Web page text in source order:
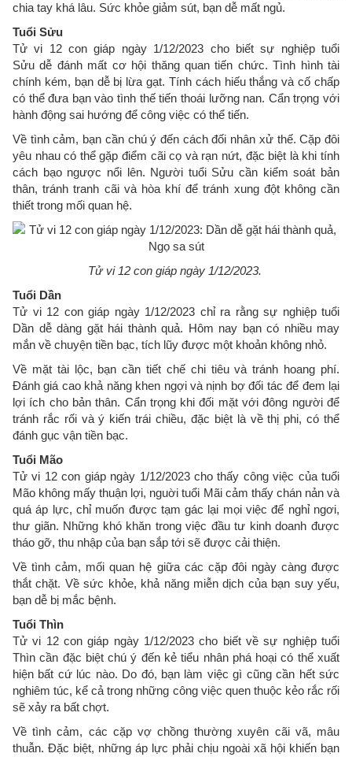
chia tay khá lâu. Sức khỏe giảm sút, bạn dễ mất ngủ.
Tuổi Sửu
Tử vi 12 con giáp ngày 1/12/2023 cho biết sự nghiệp tuổi
Sửu dễ đánh mất cơ hội thăng quan tiến chức. Tình hình tài
chính kém, bạn dễ bị lừa gạt. Tính cách hiếu thắng và cố chấp
có thể đưa bạn vào tình thế tiến thoái lưỡng nan. Cẩn trọng với
hành động sai hướng để công việc có thể tiến.
Về tình cảm, bạn cần chú ý đến cách đối nhân xử thế. Cặp đôi
yêu nhau có thể gặp điểm cãi cọ và rạn nứt, đặc biệt là khi tính
cách bạo ngược nổi lên. Người tuổi Sửu cần kiểm soát bản
thân, tránh tranh cãi và hòa khí để tránh xung đột không cần
thiết trong mối quan hệ.
Tử vi 12 con giáp ngày 1/12/2023.
Tuổi Dần
Tử vi 12 con giáp ngày 1/12/2023 chỉ ra rằng sự nghiệp tuổi
Dần dễ dàng gặt hái thành quả. Hôm nay bạn có nhiều may
mắn về chuyện tiền bạc, tích lũy được một khoản không nhỏ.
Về mặt tài lộc, bạn cần tiết chế chi tiêu và tránh hoang phí.
Đánh giá cao khả năng khen ngợi và nịnh bợ đối tác để đem lại
lợi ích cho bản thân. Cẩn trọng khi đối mặt với đông người để
tránh rắc rối và ý kiến trái chiều, đặc biệt là về thị phi, có thể
đánh gục vận tiền bạc.
Tuổi Mão
Tử vi 12 con giáp ngày 1/12/2023 cho thấy công việc của tuổi
Mão không mấy thuận lợi, nguời tuổi Mãi cảm thấy chán nản và
quá áp lực, chỉ muốn được tạm gác lại mọi việc để nghỉ ngơi,
thư giãn. Những khó khăn trong việc đầu tư kinh doanh được
tháo gỡ, thu nhập của bạn sắp tới sẽ được cải thiện.
Về tình cảm, mối quan hệ giữa các cặp đôi ngày càng được
thắt chặt. Về sức khỏe, khả năng miễn dịch của bạn suy yếu,
bạn dễ bị mắc bệnh.
Tuổi Thìn
Tử vi 12 con giáp ngày 1/12/2023 cho biết về sự nghiệp tuổi
Thìn cần đặc biệt chú ý đến kẻ tiểu nhân phá hoại có thể xuất
hiện bất cứ lúc nào. Do đó, bạn làm việc gì cũng cần hết sức
nghiêm túc, kể cả trong những công việc quen thuộc kẻo rắc rối
sẽ xảy ra bất chợt.
Về tình cảm, các cặp vợ chồng thường xuyên cãi vã, mâu
thuẫn. Đặc biệt, những áp lực phải chịu ngoài xã hội khiến bạn